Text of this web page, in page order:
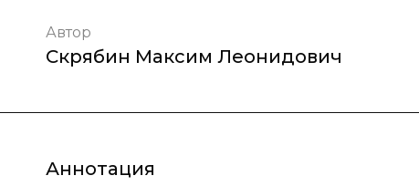
Автор
Скрябин Максим Леонидович
Аннотация